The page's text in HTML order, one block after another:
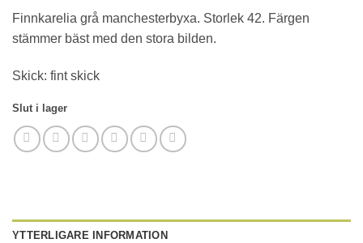
Finnkarelia grå manchesterbyxa. Storlek 42. Färgen
stämmer bäst med den stora bilden.
Skick: fint skick
Slut i lager
YTTERLIGARE INFORMATION